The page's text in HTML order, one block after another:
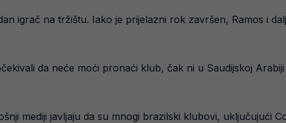
igrač na tržištu. Iako je prijelazni rok završen, Ramos i
da neće moći pronaći klub, čak ni u Saudijskoj
mediji javljaju da su mnogi brazilski klubovi, uključujući